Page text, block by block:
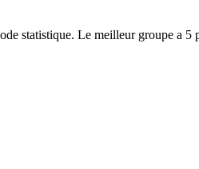
statistique. Le meilleur groupe a